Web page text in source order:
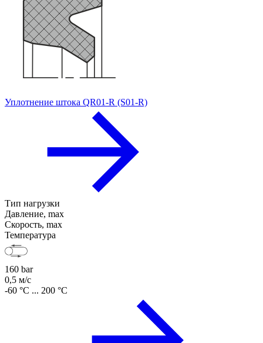
Уплотнение штока QR01-R (S01-R)
Тип нагрузки
Давление, max
Скорость, max
Температура
160 bar
0,5 м/с
-60 °C ... 200 °C